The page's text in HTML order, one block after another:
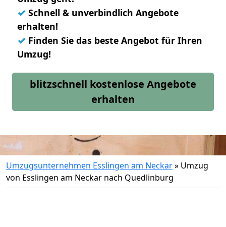
✓ Schnell & unverbindlich Angebote
erhalten!
✓ Finden Sie das beste Angebot für Ihren
Umzug!
blitzschnell kostenlose Angebote
erhalten
Umzugsunternehmen Esslingen am Neckar» Umzug
von Esslingen am Neckar nach Quedlinburg